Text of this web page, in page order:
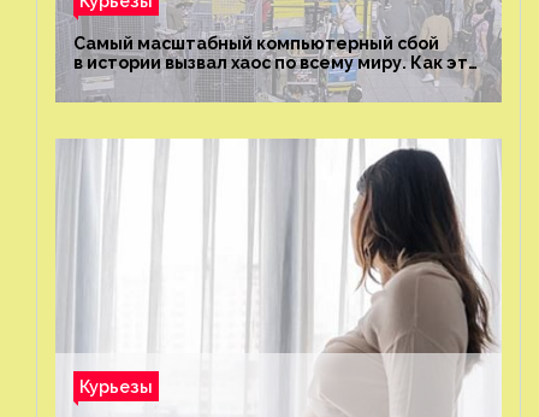
Самый масштабный компьютерный сбой
в истории вызвал хаос по всему миру. Как это
было?
Курьезы